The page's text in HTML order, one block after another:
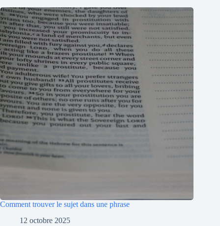
Comment trouver le sujet dans une phrase
12 octobre 2025